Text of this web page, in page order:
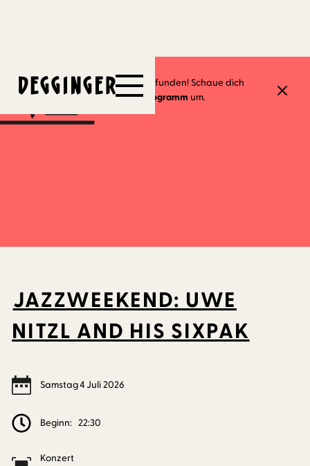
Dieses Event hat schon stattgefunden! Schaue dich
gerne in unseremaktuellen Programm um.
4.7.2026
JAZZWEEKEND: UWE
NITZL AND HIS SIXPAK
Samstag4 Juli2026
Beginn: 22:30
Konzert